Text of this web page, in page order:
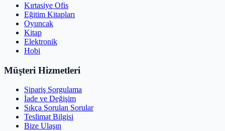
Kırtasiye Ofis
Eğitim Kitapları
Oyuncak
Kitap
Elektronik
Hobi
Müşteri Hizmetleri
Sipariş Sorgulama
İade ve Değişim
Sıkça Sorulan Sorular
Teslimat Bilgisi
Bize Ulaşın